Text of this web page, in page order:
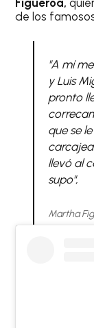
Figueroa,
de los
"A mí
y Luis
pronto
que se
llevó al
supo",
Martha